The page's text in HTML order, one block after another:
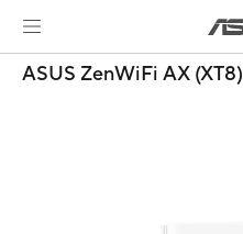
ASUS ZenWiFi AX (XT8)